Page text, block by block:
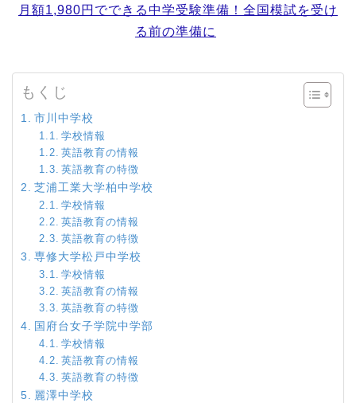
月額1,980円でできる中学受験準備！全国模試を受け
る前の準備に
もくじ
市川中学校
学校情報
英語教育の情報
英語教育の特徴
芝浦工業大学柏中学校
学校情報
英語教育の情報
英語教育の特徴
専修大学松戸中学校
学校情報
英語教育の情報
英語教育の特徴
国府台女子学院中学部
学校情報
英語教育の情報
英語教育の特徴
麗澤中学校